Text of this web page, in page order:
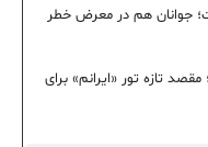
جوانان هم در معرض خطر
تازه تور «ایرانم» برای